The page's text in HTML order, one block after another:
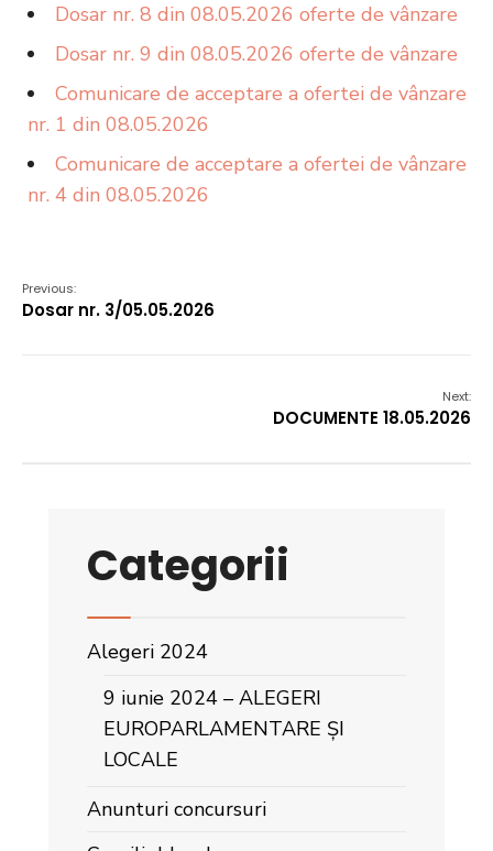
Dosar nr. 8 din 08.05.2026 oferte de vânzare
Dosar nr. 9 din 08.05.2026 oferte de vânzare
Comunicare de acceptare a ofertei de vânzare
nr. 1 din 08.05.2026
Comunicare de acceptare a ofertei de vânzare
nr. 4 din 08.05.2026
Previous:
Dosar nr. 3/05.05.2026
Next:
DOCUMENTE 18.05.2026
Categorii
Alegeri 2024
9 iunie 2024 – ALEGERI
EUROPARLAMENTARE ȘI
LOCALE
Anunturi concursuri